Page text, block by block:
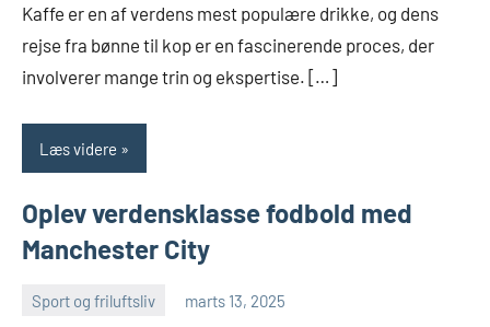
Kaffe er en af verdens mest populære drikke, og dens
rejse fra bønne til kop er en fascinerende proces, der
involverer mange trin og ekspertise. […]
Læs videre
Oplev verdensklasse fodbold med
Manchester City
Sport og friluftsliv marts 13, 2025
Esben